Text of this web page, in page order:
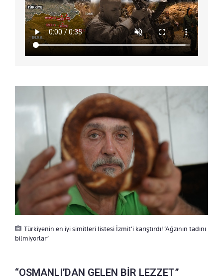
Türkiyenin en iyi simitleri listesi İzmit’i karıştırdı! ‘Ağzının tadını
bilmiyorlar’
“OSMANLI’DAN GELEN BİR LEZZET”